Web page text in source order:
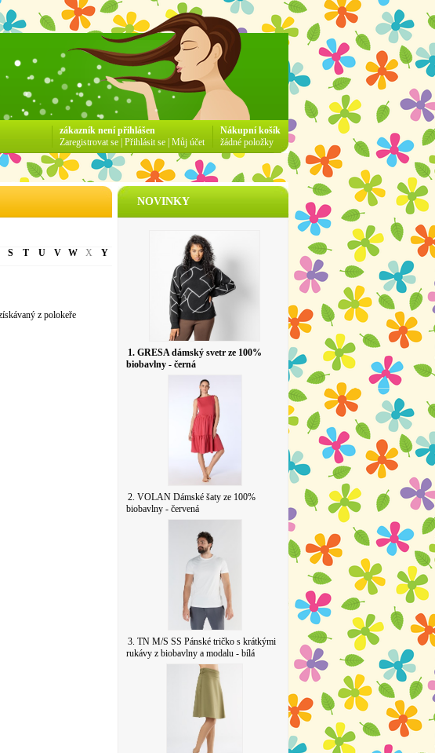
S T U V W X
Y
z polokeře
NOVINKY
1. GRESA dámský svetr ze 100%
biobavlny - černá
2. VOLAN Dámské šaty ze 100%
biobavlny - červená
3. TN M/S SS Pánské tričko s krátkými
rukávy z biobavlny a modalu - bílá
Nákupní košík
žádné položky
zákazník není přihlášen
Zaregistrovat se Přihlásit se Můj účet